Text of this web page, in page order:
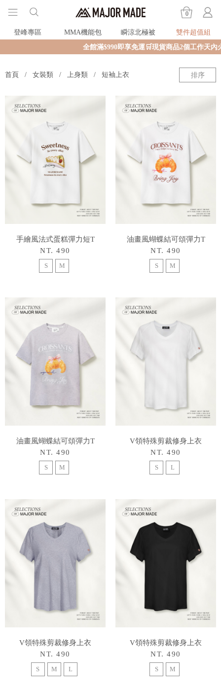
0
登峰專區 MMA機能包 瞬涼北極被
雙件超值組
全館滿$990即享免運🛒現貨商品2個工作天內火
首頁 女裝類 上身類 短袖上衣 排序
手繪風法式蛋糕彈力短T
NT. 490
S M
油畫風蝴蝶結可頌彈力T
NT. 490
S M
油畫風蝴蝶結可頌彈力T
NT. 490
S M
V領特殊剪裁修身上衣
NT. 490
S L
V領特殊剪裁修身上衣
NT. 490
S M L
V領特殊剪裁修身上衣
NT. 490
S M